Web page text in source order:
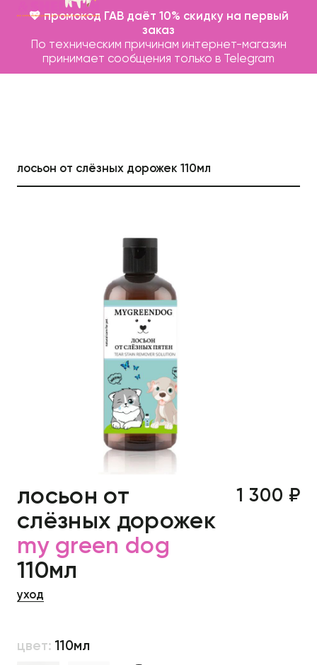
💖 промокод ГАВ даёт 10% скидку на первый
заказ
По техническим причинам интернет-магазин
принимает сообщения только в Telegram
лосьон от слёзных дорожек 110мл
лосьон от
слёзных дорожек
my green dog
110мл
уход
1 300 ₽
цвет:110мл
Записаться на груминг